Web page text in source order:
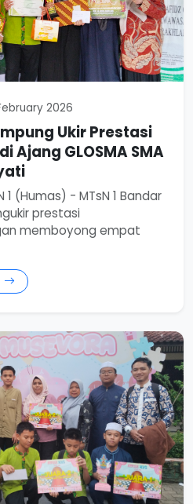
2026
Ukir Prestasi
Ajang GLOSMA SMA
1 (Humas) - MTsN 1 Bandar
prestasi
memboyong empat